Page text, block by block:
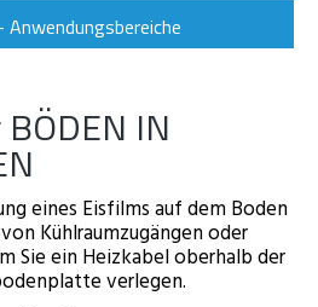
IN
eines Eisfilms auf dem Boden
Kühlraumzugängen oder
Sie ein Heizkabel oberhalb der
verlegen.